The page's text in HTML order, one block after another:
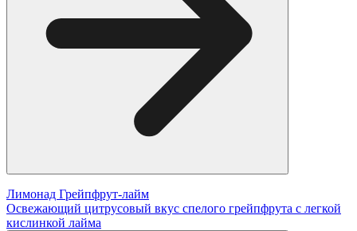
Лимонад Грейпфрут-лайм
Освежающий цитрусовый вкус спелого грейпфрута с легкой
кислинкой лайма